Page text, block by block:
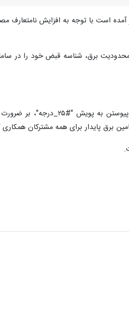
است با توجه به افزایش نامتعارف
برق، شناسه قبض خود را در
روابط عمومی شرکت توزیع نیروی برق